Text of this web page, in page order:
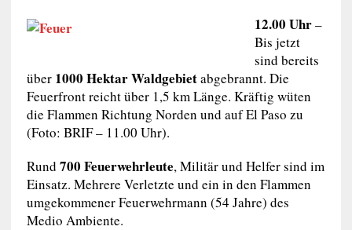
12.00 Uhr–
Bis jetzt
sind bereits
über 1000 Hektar Waldgebietabgebrannt. Die
Feuerfront reicht über 1,5 km Länge. Kräftig wüten
die Flammen Richtung Norden und auf El Paso zu
(Foto: BRIF – 11.00 Uhr).
Rund 700 Feuerwehrleute, Militär und Helfer sind im
Einsatz. Mehrere Verletzte und ein in den Flammen
umgekommener Feuerwehrmann (54 Jahre) des
Medio Ambiente.